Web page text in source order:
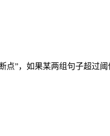
”，如果某两组句子超过阈